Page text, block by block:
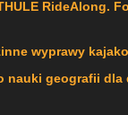
RideAlong.
wyprawy
nauki geografii dla